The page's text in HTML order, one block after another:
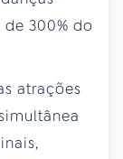
300% do
atrações